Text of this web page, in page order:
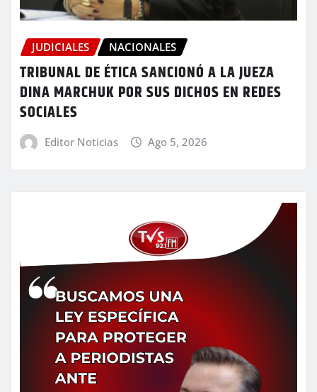
JUDICIALES NACIONALES
TRIBUNAL DE ÉTICA SANCIONÓ A LA JUEZA
DINA MARCHUK POR SUS DICHOS EN REDES
SOCIALES
Editor Noticias Ago 5, 2026